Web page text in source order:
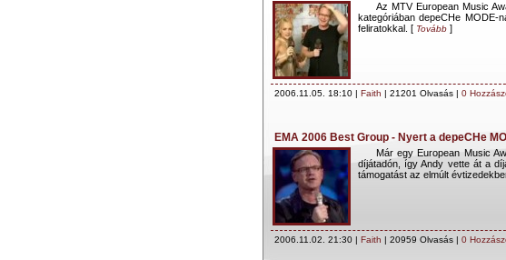
Az MTV European Music
kategóriában depeCHe MODE-
feliratokkal. [ Tovább ]
2006.11.05. 18:10 | Faith | 21201 Olvasás | 0
EMA 2006 Best Group - Nyert a depeCHe
Már egy European Music
díjátadón, így Andy vette át a
támogatást az elmúlt
2006.11.02. 21:30 | Faith | 20959 Olvasás | 0